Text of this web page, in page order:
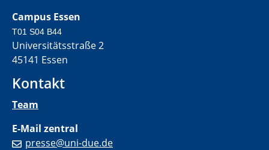
Campus Essen
T01 S04 B44
Universitätsstraße 2
45141 Essen
Kontakt
Team
E-Mail zentral
presse@uni-due.de